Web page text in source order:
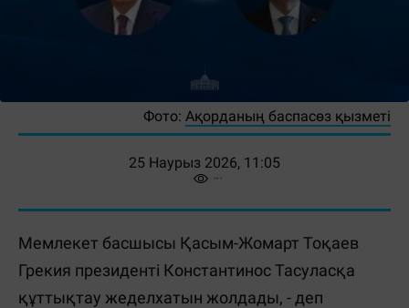
Фото: Ақорданың баспасөз қызметі
25 Наурыз 2026, 11:05
Мемлекет басшысы Қасым-Жомарт Тоқаев
Грекия президенті Константинос Тасуласқа
құттықтау жеделхатын жолдады, - деп